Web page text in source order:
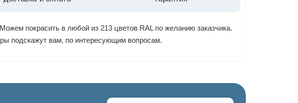
покрасить в любой из 213 цветов RAL по желанию заказчика.
подскажут вам, по интересующим вопросам.